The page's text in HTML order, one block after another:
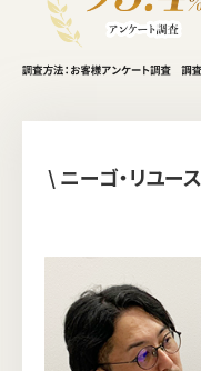
\ ニーゴ・リユー